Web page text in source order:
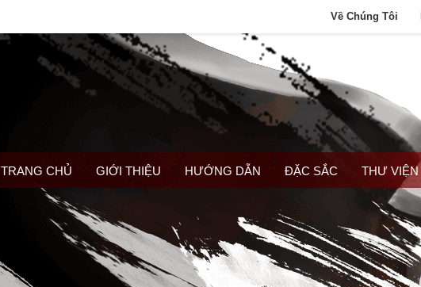
Về Chúng Tôi
TRANG CHỦ GIỚI THIỆU HƯỚNG DẪN ĐẶC SẮC THƯ VIỆN